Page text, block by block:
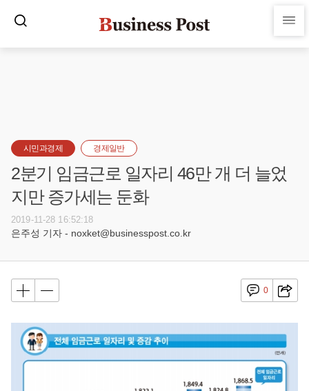
시민과경제 경제일반
2분기 임금근로 일자리 46만 개 더 늘었
지만 증가세는 둔화
2019-11-28 16:52:18
은주성 기자 - noxket@businesspost.co.kr
0